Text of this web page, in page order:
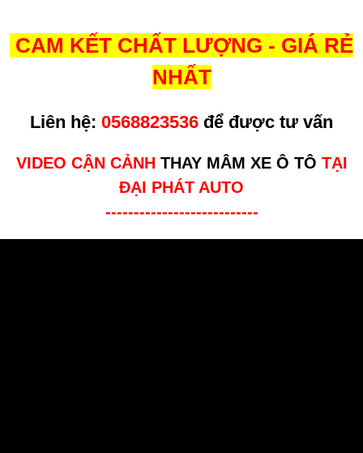
CAM KẾT CHẤT LƯỢNG - GIÁ RẺ
NHẤT
Liên hệ: 0568823536 để được tư vấn
VIDEO CẬN CẢNH THAY MÂM XE Ô TÔ TẠI
ĐẠI PHÁT AUTO
---------------------------